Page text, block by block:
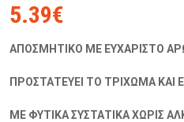
5.39€
ΑΠΟΣΜΗΤΙΚΟ ΜΕ ΕΥΧΑΡΙΣΤΟ
ΠΡΟΣΤΑΤΕΥΕΙ ΤΟ ΤΡΙΧΩΜΑ ΚΑΙ
ΜΕ ΦΥΤΙΚΑ ΣΥΣΤΑΤΙΚΑ ΧΩΡΙΣ